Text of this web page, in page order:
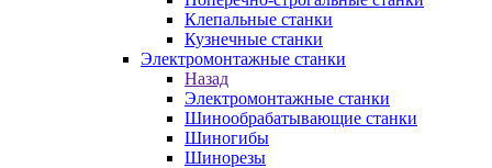
Клепальные станки
Кузнечные станки
Электромонтажные станки
Назад
Электромонтажные станки
Шинообрабатывающие станки
Шиногибы
Шинорезы